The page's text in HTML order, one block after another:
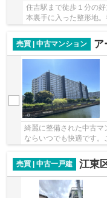
住吉駅まで徒歩１分の
本裏手に入った整形地
なハウスメーカーで建築
売買 | 中古マンション
ア
綺麗に整備された中古
ならいつでも快適です。
売買 | 中古一戸建
江東